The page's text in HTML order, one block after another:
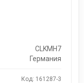
CLKMH7
Германия
Код: 161287-3